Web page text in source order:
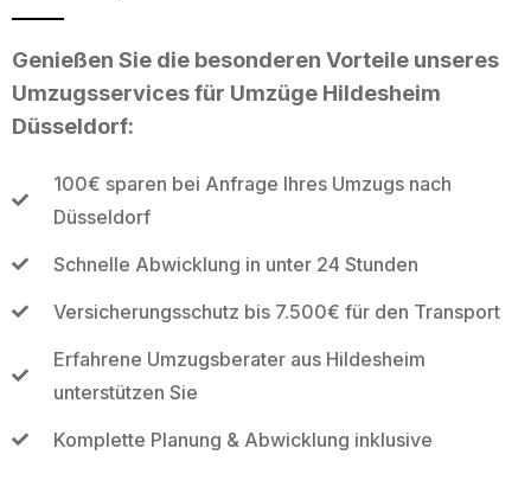
Genießen Sie die besonderen Vorteile unseres
Umzugsservices für Umzüge Hildesheim
Düsseldorf:
100€ sparen bei Anfrage Ihres Umzugs nach
Düsseldorf
Schnelle Abwicklung in unter 24 Stunden
Versicherungsschutz bis 7.500€ für den Transport
Erfahrene Umzugsberater aus Hildesheim
unterstützen Sie
Komplette Planung & Abwicklung inklusive